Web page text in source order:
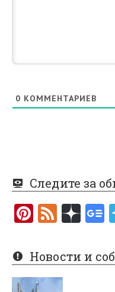
0 КОММЕНТАРИЕВ
Следите за
Pi
er
es
F
e
d
Новости и